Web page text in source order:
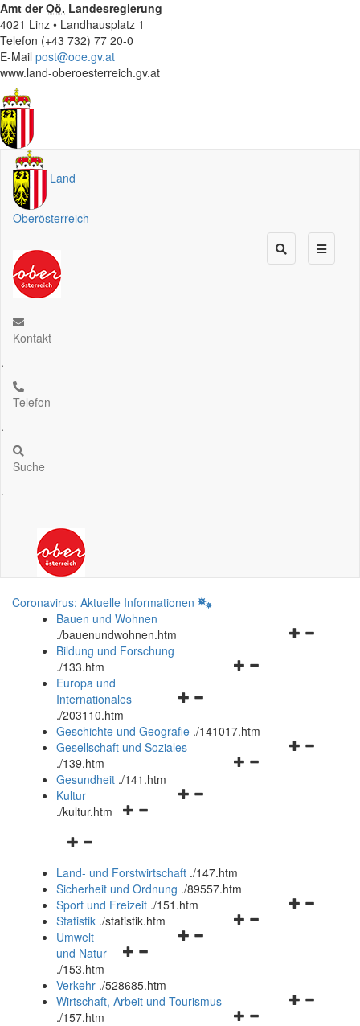
Amt derOö. Landesregierung
4021 Linz • Landhausplatz 1
Telefon (+43 732) 77 20-0
E-Mail post@ooe.gv.at
www.land-oberoesterreich.gv.at
Land
Oberösterreich
Kontakt
.
Telefon
.
Suche
.
Coronavirus: Aktuelle Informationen
Bauen und Wohnen
./bauenundwohnen.htm
Navigationsmenü
Bildung und Forschung
./133.htm
Navigationsmenü
und
schließen
Europa und
Internationales
./203110.htm
Geschichte und Geografie ./141017.htm
Navigationsmenü
Gesellschaft und Soziales
./139.htm
Navigationsmenü
Gesundheit ./141.htm
Navigationsmenü
Kultur
./kultur.htm
Navigationsmenü
und
schließen
Land- und Forstwirtschaft ./147.htm
Sicherheit und Ordnung ./89557.htm
Navigationsmenü
Sport und Freizeit ./151.htm
Navigationsmenü
Statistik ./statistik.htm
Navigationsmenü
und
schließen
Umwelt
und Natur
./153.htm
Verkehr ./528685.htm
Navigationsmenü
Wirtschaft, Arbeit und Tourismus
./157.htm